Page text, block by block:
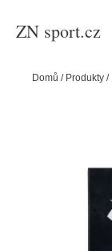
ZN sport.cz
Domů / Produkty /